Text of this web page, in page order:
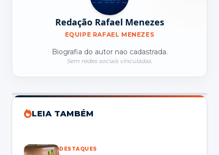
Redação Rafael Menezes
EQUIPE RAFAEL MENEZES
Biografia do autor nao cadastrada.
Sem redes sociais vinculadas.
LEIA TAMBÉM
DESTAQUES